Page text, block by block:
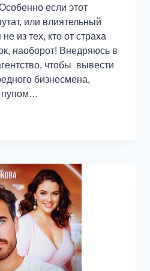
если этот
или влиятельный
из тех, кто от страха
наоборот! Внедряюсь в
чтобы вывести
бизнесмена,
пупом…